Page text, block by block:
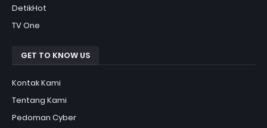
DetikHot
TV One
GET TO KNOW US
Kontak Kami
Tentang Kami
Pedoman Cyber